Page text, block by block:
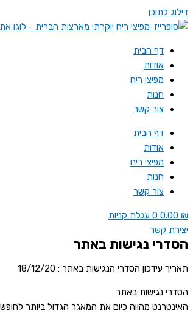
דילוג לתוכן
דף הבית
אודות
מפיצי ריח
חנות
צור קשר
דף הבית
אודות
מפיצי ריח
חנות
צור קשר
0.00 ₪
0 עגלת קניות
יצירת קשר
הסדרי נגישות באתר
תאריך עידכון הסדרי הנגישות באתר : 18/12/20
הסדרי נגישות באתר
האינטרנט מהווה כיום את המאגר הגדול ביותר